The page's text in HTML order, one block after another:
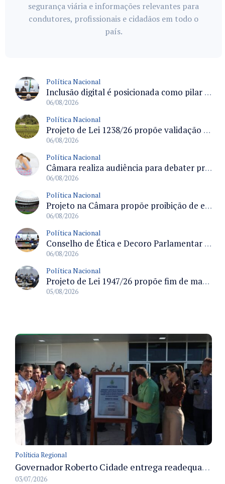
segurança viária e informações relevantes para
condutores, profissionais e cidadãos em todo o
país.
Política Nacional
Inclusão digital é posicionada como pilar essencial da reurbanização de favelas e periferias
06/08/2026
Política Nacional
Projeto de Lei 1238/26 propõe validação automática do Cadastro Ambiental Rural para imóveis de até quatro módulos fiscais
06/08/2026
Política Nacional
Câmara realiza audiência para debater prevenção, diagnóstico e tratamento da endometriose na terça-feira às 16 horas
06/08/2026
Política Nacional
Projeto na Câmara propõe proibição de entrada em estádios para condenados por violência e devedores de pensão alimentícia
06/08/2026
Política Nacional
Conselho de Ética e Decoro Parlamentar analisa representações e oitivas agendadas para terça (11)
06/08/2026
Política Nacional
Projeto de Lei 1947/26 propõe fim de margens para cartão de crédito e consignado do INSS
05/08/2026
Políticia Regional
Governador Roberto Cidade entrega readequação do ambulatório da FCecon e amplia capacidade de atendimento oncológico em Manaus
03/07/2026